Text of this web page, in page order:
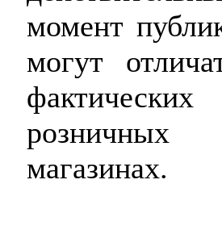
момент
могут
розничных
магазинах.